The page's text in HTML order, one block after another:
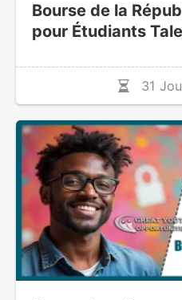
Bourse de la
pour Étudiants
31